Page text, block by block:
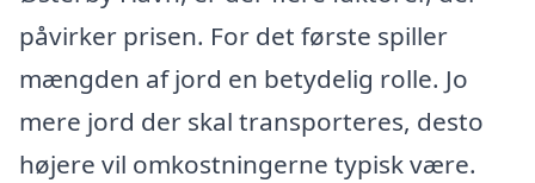
påvirker prisen. For det første spiller
mængden af jord en betydelig rolle. Jo
mere jord der skal transporteres, desto
højere vil omkostningerne typisk være.